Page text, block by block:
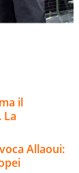
il
La
Allaoui: